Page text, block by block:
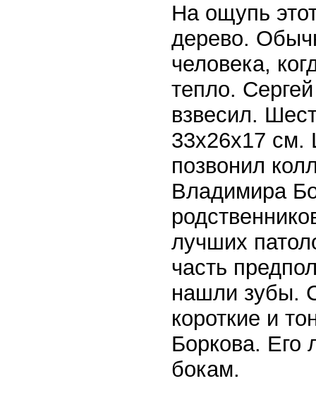
На ощупь
дерево.
человека,
тепло.
взвесил.
33х26х17 см.
позвонил
Владимира
лучших
часть
нашли зубы.
короткие и
Боркова. Его
бокам.